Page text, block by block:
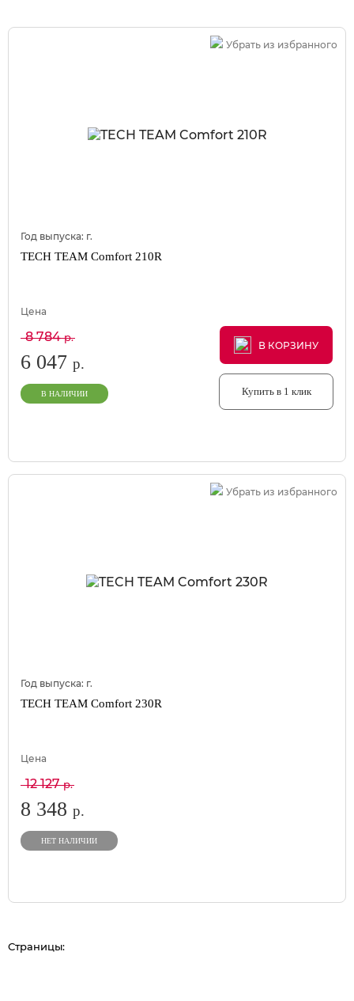
Убрать из избранного
Год выпуска: г.
TECH TEAM Comfort 210R
Цена
8 784р.
6 047 р.
В НАЛИЧИИ
В КОРЗИНУ
В КОРЗИНУ
В КОРЗИНУ
Купить в 1 клик
Убрать из избранного
Год выпуска: г.
TECH TEAM Comfort 230R
Цена
12 127р.
8 348 р.
НЕТ НАЛИЧИИ
Страницы: